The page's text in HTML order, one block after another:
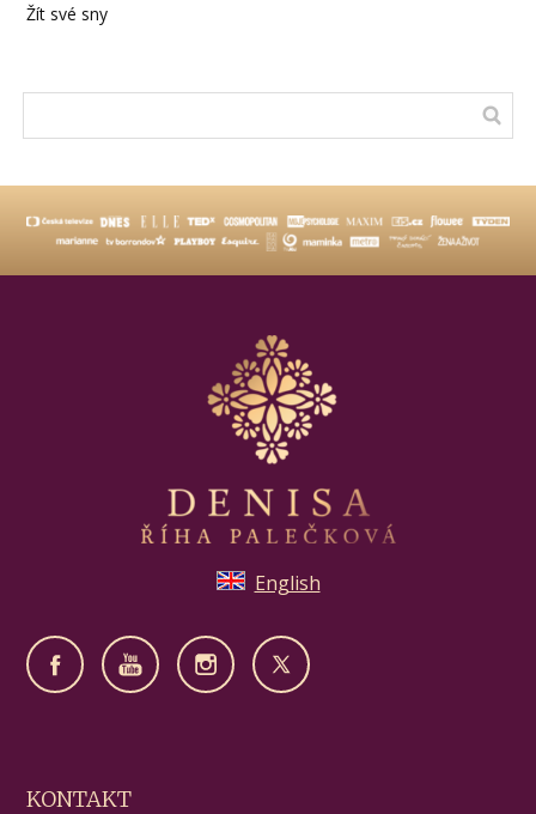
Žít své sny
English
KONTAKT